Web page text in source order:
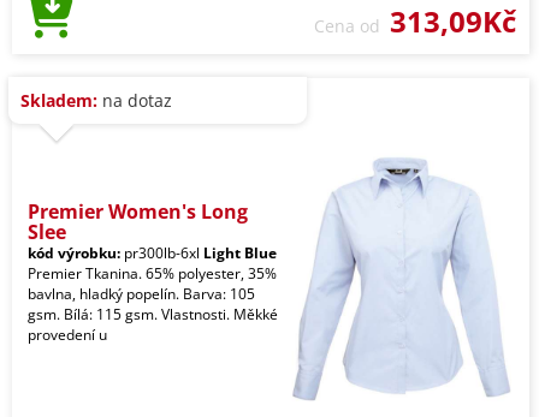
Cena od 313,09Kč
Skladem: na dotaz
Premier Women's Long
Slee
kód výrobku: pr300lb-6xl Light Blue
Premier Tkanina. 65% polyester, 35%
bavlna, hladký popelín. Barva: 105
gsm. Bílá: 115 gsm. Vlastnosti. Měkké
provedení u